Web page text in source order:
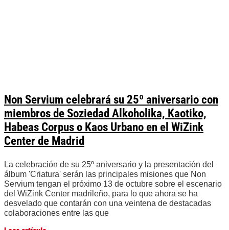
Non Servium celebrará su 25º aniversario con
miembros de Soziedad Alkoholika, Kaotiko,
Habeas Corpus o Kaos Urbano en el WiZink
Center de Madrid
La celebración de su 25º aniversario y la presentación del
álbum 'Criatura' serán las principales misiones que Non
Servium tengan el próximo 13 de octubre sobre el escenario
del WiZink Center madrileño, para lo que ahora se ha
desvelado que contarán con una veintena de destacadas
colaboraciones entre las que